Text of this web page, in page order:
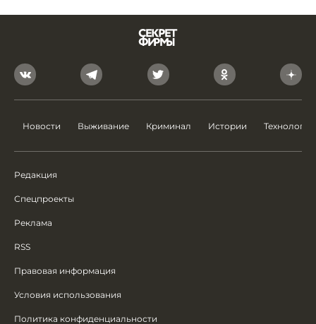
Новости Выживание Криминал Истории Технологии
Редакция
Спецпроекты
Реклама
RSS
Правовая информация
Условия использования
Политика конфиденциальности